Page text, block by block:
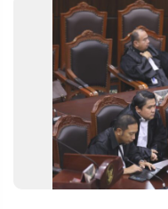
RESOLUSI
MEDIA